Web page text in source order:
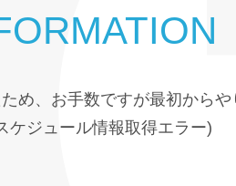
め、お手数ですが最初からや
ケジュール情報取得エラー)